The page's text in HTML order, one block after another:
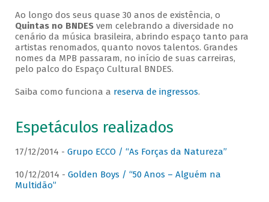
Ao longo dos seus quase 30 anos de existência, o
Quintas no BNDESvem celebrando a diversidade no
cenário da música brasileira, abrindo espaço tanto para
artistas renomados, quanto novos talentos. Grandes
nomes da MPB passaram, no início de suas carreiras,
pelo palco do Espaço Cultural BNDES.
Saiba como funciona a reserva de ingressos.
Espetáculos realizados
17/12/2014 - Grupo ECCO / “As Forças da Natureza”
10/12/2014 - Golden Boys / “50 Anos – Alguém na
Multidão”